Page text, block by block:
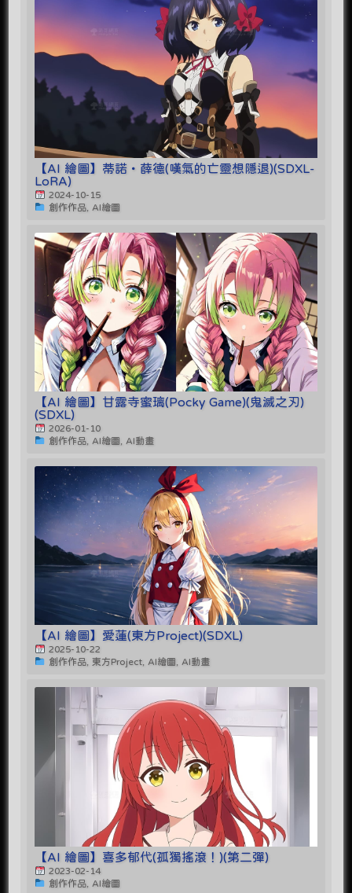
【AI 繪圖】蒂諾・薛德(嘆氣的亡靈想隱退)(SDXL-
LoRA)
2024-10-15
創作作品, AI繪圖
【AI 繪圖】甘露寺蜜璃(Pocky Game)(鬼滅之刃)
(SDXL)
2026-01-10
創作作品, AI繪圖, AI動畫
【AI 繪圖】愛蓮(東方Project)(SDXL)
2025-10-22
創作作品, 東方Project, AI繪圖, AI動畫
【AI 繪圖】喜多郁代(孤獨搖滾！)(第二彈)
2023-02-14
創作作品, AI繪圖